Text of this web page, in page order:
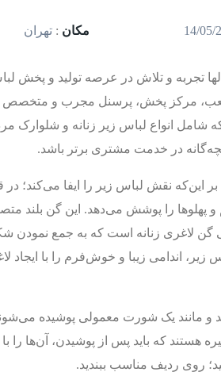
مکان : تهران
تجربه و تلاش در عرصه تولید و پخش
شعب، مرکز پخش، پرسنل مجرب و متخصص
لباس زیر که شامل انواع لباس زیر زنانه و
در خدمت مشتری برتر باشد.
نقش لباس زیر را ایفا می‌کند؛
پهلو‌ها را پوشش می‌دهد. این گن بلند
لاغری زنانه است که به جمع نمودن
اندامی زیبا و خوش‌فرم را با ایجاد
مانند یک شورت معمولی پوشیده
هستند که باید پس از پوشیدن، آن‌ها را با
روی ردیف مناسب ببندید.